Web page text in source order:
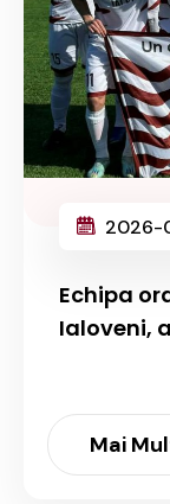
2026-
Echipa
Ialoveni,
Mai